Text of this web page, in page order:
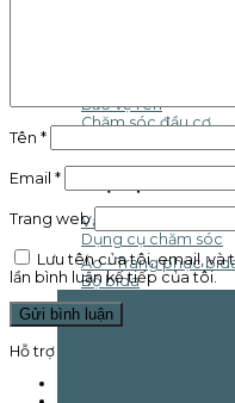
Bảo vệ ren
Chăm sóc đầu cơ
Vải bàn bida
Dụng cụ chăm sóc
Áo - Trang phục
Bộ bida
Tên *
Email *
Trang web
Lưu tên của tôi, email,
lần bình luận kế tiếp của tôi.
Hỗ trợ